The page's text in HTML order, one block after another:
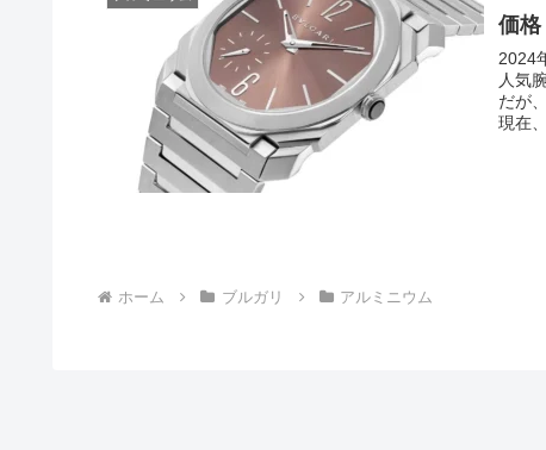
価
2024
人気
だが
現在
ホーム ブルガリ アルミニウム